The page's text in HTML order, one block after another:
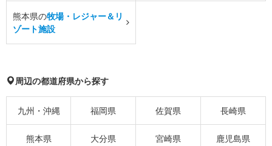
熊本県の牧場・レジャー＆リ
ゾート施設
周辺の都道府県から探す
九州・沖縄 福岡県 佐賀県 長崎県
熊本県 大分県 宮崎県 鹿児島県